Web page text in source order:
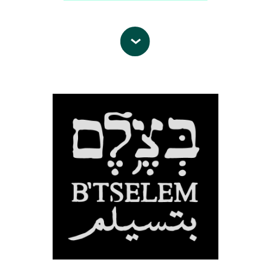
– ארגון מתנדבים לזכויות
הוא ארגון ישראלי הרשום כעמותה
הישראלי ופעילותו מתבצעת בעזרת
מתנדבים ואנשי מקצוע, משפטנים ומומחים
בתחום זכויות האדם. הארגון הוקם בשנת
2005 ומאז פועל למען הגנה על זכויות
האדם של הפלסטינים בגדה המערבית
הכפופים לשלטון הכיבוש הצבאי הישראלי.
אנו רואים בכיבוש מקור מרכזי להפרת
זכויות האדם ולפיכך שואפים להביא